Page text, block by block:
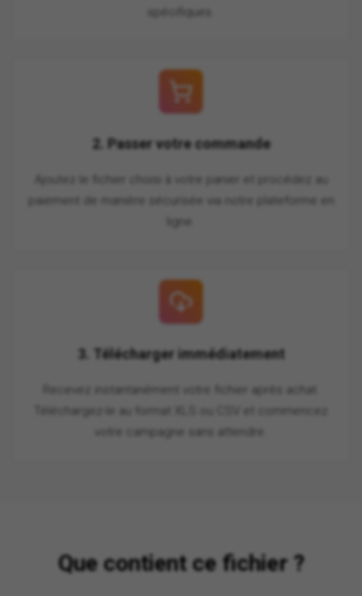
spécifiques.
2. Passer votre commande
Ajoutez le fichier choisi à votre panier et procédez au
paiement de manière sécurisée via notre plateforme en
ligne.
3. Télécharger immédiatement
Recevez instantanément votre fichier après achat.
Téléchargez-le au format XLS ou CSV et commencez
votre campagne sans attendre.
Que contient ce fichier ?